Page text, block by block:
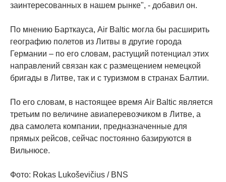
заинтересованных в нашем рынке", - добавил он.
По мнению Барткауса, Air Baltic могла бы расширить
географию полетов из Литвы в другие города
Германии – по его словам, растущий потенциал этих
направлений связан как с размещением немецкой
бригады в Литве, так и с туризмом в странах Балтии.
По его словам, в настоящее время Air Baltic является
третьим по величине авиаперевозчиком в Литве, а
два самолета компании, предназначенные для
прямых рейсов, сейчас постоянно базируются в
Вильнюсе.
Фото: Rokas Lukoševičius / BNS